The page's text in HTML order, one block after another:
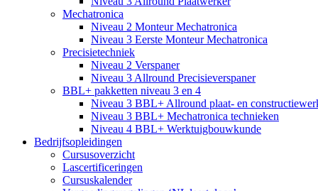
Mechatronica
Niveau 2 Monteur Mechatronica
Niveau 3 Eerste Monteur Mechatronica
Precisietechniek
Niveau 2 Verspaner
Niveau 3 Allround Precisieverspaner
BBL+ pakketten niveau 3 en 4
Niveau 3 BBL+ Allround plaat- en
Niveau 3 BBL+ Mechatronica technieken
Niveau 4 BBL+ Werktuigbouwkunde
Bedrijfsopleidingen
Cursusoverzicht
Lascertificeringen
Cursuskalender